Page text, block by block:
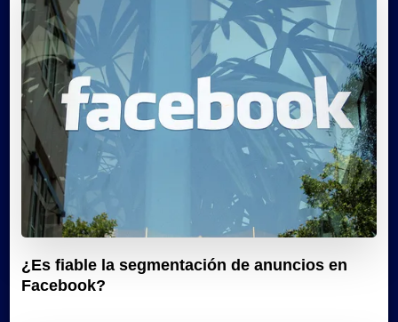
¿Es fiable la segmentación de anuncios en
Facebook?